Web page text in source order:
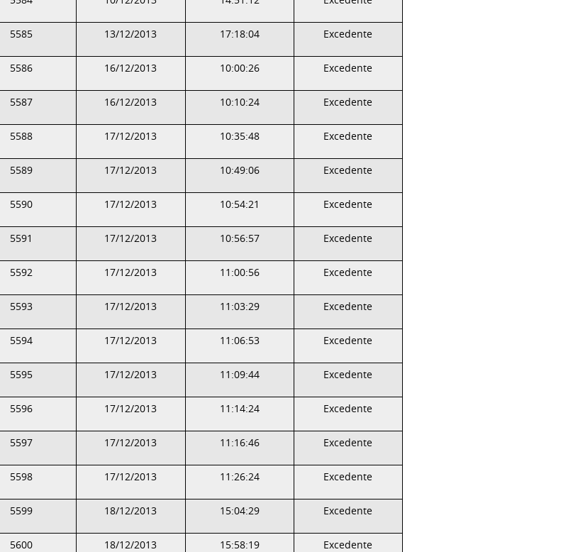
5585 13/12/2013 17:18:04 Excedente
5586 16/12/2013 10:00:26 Excedente
5587 16/12/2013 10:10:24 Excedente
5588 17/12/2013 10:35:48 Excedente
5589 17/12/2013 10:49:06 Excedente
5590 17/12/2013 10:54:21 Excedente
5591 17/12/2013 10:56:57 Excedente
5592 17/12/2013 11:00:56 Excedente
5593 17/12/2013 11:03:29 Excedente
5594 17/12/2013 11:06:53 Excedente
5595 17/12/2013 11:09:44 Excedente
5596 17/12/2013 11:14:24 Excedente
5597 17/12/2013 11:16:46 Excedente
5598 17/12/2013 11:26:24 Excedente
5599 18/12/2013 15:04:29 Excedente
5600 18/12/2013 15:58:19 Excedente